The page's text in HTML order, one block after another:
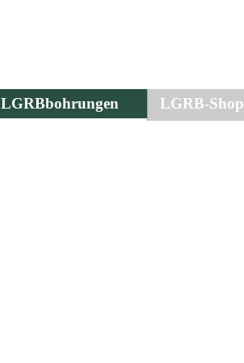
LGRBbohrungen LGRB-Shop